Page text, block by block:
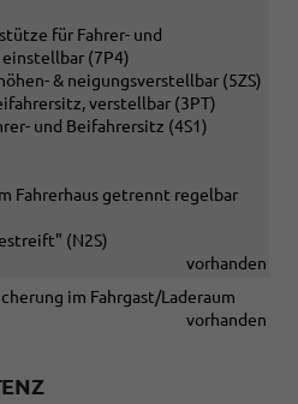
Teppichboden
im
Fahrerhaus
und
im
für Fahrer- und
(7P4)
& neigungsverstellbar (5ZS)
verstellbar (3PT)
und Beifahrersitz (4S1)
Fahrerhaus getrennt regelbar
(N2S)
vorhanden
im Fahrgast/Laderaum
vorhanden